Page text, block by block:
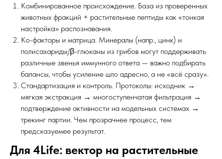
Комбинированное происхождение. База из проверенных
животных фракций + растительные пептиды как «тонкая
настройка» распознавания.
Ко-факторы и матрица. Минералы (напр., цинк) и
полисахариды/β-глюканы из грибов могут поддерживать
различные звенья иммунного ответа — важно подбирать
балансы, чтобы усиление шло адресно, а не «всё сразу».
Стандартизация и контроль. Протоколы: исходник →
мягкая экстракция → многоступенчатая фильтрация →
подтверждение активности на модельных системах →
трекинг партии. Чем прозрачнее процесс, тем
предсказуемее результат.
Для 4Life: вектор на растительные